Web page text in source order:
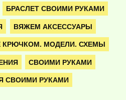
БРАСЛЕТ СВОИМИ РУКАМИ
ВЯЖЕМ АКСЕССУАРЫ
КРЮЧКОМ. МОДЕЛИ. СХЕМЫ
СВОИМИ РУКАМИ
СВОИМИ РУКАМИ